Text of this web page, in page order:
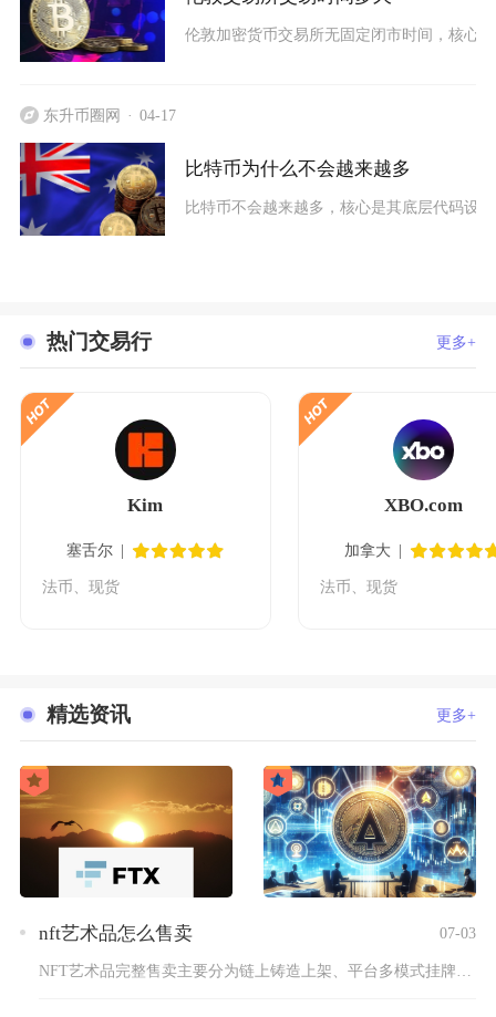
伦敦加密货币交易所无固定闭市时间，核心
东升币圈网 04-17
比特币为什么不会越来越多
比特币不会越来越多，核心是其底层代码设
热门交易行 更多+
Kim
塞舌尔
法币、现货
XBO.com
加拿大
法币、现货
精选资讯 更多+
nft艺术品怎么售卖 07-03